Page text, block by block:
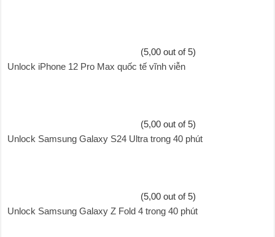
(5,00 out of 5)
Unlock iPhone 12 Pro Max quốc tế vĩnh viễn
(5,00 out of 5)
Unlock Samsung Galaxy S24 Ultra trong 40 phút
(5,00 out of 5)
Unlock Samsung Galaxy Z Fold 4 trong 40 phút